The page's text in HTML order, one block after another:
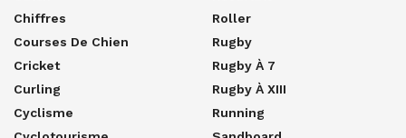
Chiffres
Courses De Chien
Cricket
Curling
Cyclisme
Roller
Rugby
Rugby À 7
Rugby À XIII
Running